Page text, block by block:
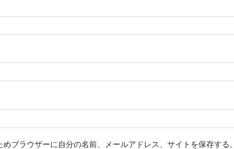
ブラウザーに自分の名前、メールアドレス、サイトを保存する。